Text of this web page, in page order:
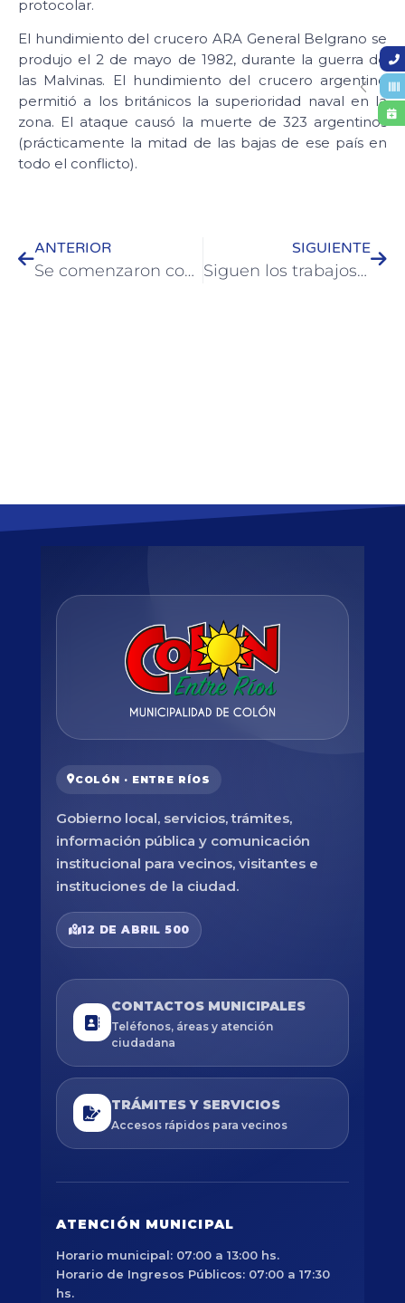
protocolar.
El hundimiento del crucero ARA General Belgrano se
produjo el 2 de mayo de 1982, durante la guerra de
las Malvinas. El hundimiento del crucero argentino
permitió a los británicos la superioridad naval en la
zona. El ataque causó la muerte de 323 argentinos
(prácticamente la mitad de las bajas de ese país en
todo el conflicto).
ANTERIOR
Se comenzaron con los trabajos para el asfaltado en caliente￼
SIGUIENTE
Siguen los trabajos complementarios para la obra de asfaltado en caliente
COLÓN · ENTRE RÍOS
Gobierno local, servicios, trámites,
información pública y comunicación
institucional para vecinos, visitantes e
instituciones de la ciudad.
12 DE ABRIL 500
CONTACTOS MUNICIPALES
Teléfonos, áreas y atención
ciudadana
TRÁMITES Y SERVICIOS
Accesos rápidos para vecinos
ATENCIÓN MUNICIPAL
Horario municipal: 07:00 a 13:00 hs.
Horario de Ingresos Públicos: 07:00 a 17:30
hs.